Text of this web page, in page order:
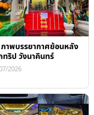
ภาพบรรยากาศย้อนหลัง
ทริป วังนาคินทร์
2026